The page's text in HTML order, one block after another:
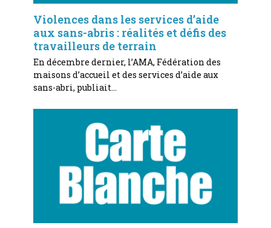
Violences dans les services d’aide
aux sans-abris : réalités et défis des
travailleurs de terrain
En décembre dernier, l’AMA, Fédération des
maisons d’accueil et des services d’aide aux
sans-abri, publiait…